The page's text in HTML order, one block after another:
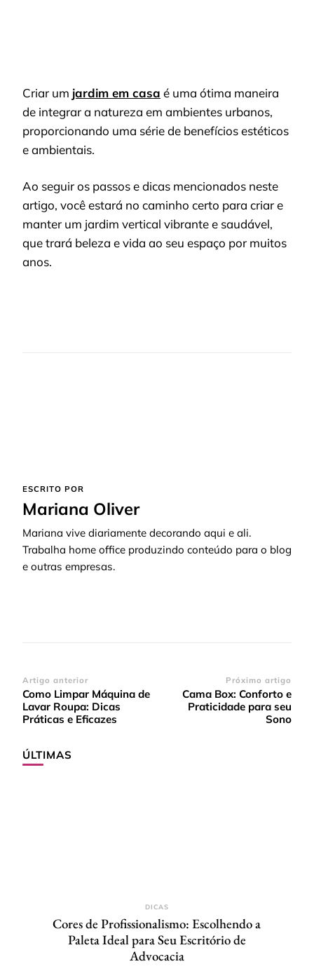
Criar um jardim em casa é uma ótima maneira
de integrar a natureza em ambientes urbanos,
proporcionando uma série de benefícios estéticos
e ambientais.
Ao seguir os passos e dicas mencionados neste
artigo, você estará no caminho certo para criar e
manter um jardim vertical vibrante e saudável,
que trará beleza e vida ao seu espaço por muitos
anos.
ESCRITO POR
Mariana Oliver
Mariana vive diariamente decorando aqui e ali.
Trabalha home office produzindo conteúdo para o blog
e outras empresas.
Navegação
de
post
Artigo anterior
Como Limpar Máquina de
Lavar Roupa: Dicas
Práticas e Eficazes
Próximo artigo
Cama Box: Conforto e
Praticidade para seu
Sono
ÚLTIMAS
DICAS
Cores de Profissionalismo: Escolhendo a
Paleta Ideal para Seu Escritório de
Advocacia